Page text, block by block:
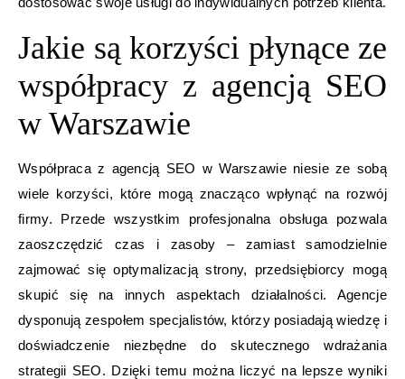
Jakie są korzyści płynące ze
współpracy z agencją SEO
w Warszawie
Współpraca z agencją SEO w Warszawie niesie ze sobą
wiele korzyści, które mogą znacząco wpłynąć na rozwój
firmy. Przede wszystkim profesjonalna obsługa pozwala
zaoszczędzić czas i zasoby – zamiast samodzielnie
zajmować się optymalizacją strony, przedsiębiorcy mogą
skupić się na innych aspektach działalności. Agencje
dysponują zespołem specjalistów, którzy posiadają wiedzę i
doświadczenie niezbędne do skutecznego wdrażania
strategii SEO. Dzięki temu można liczyć na lepsze wyniki